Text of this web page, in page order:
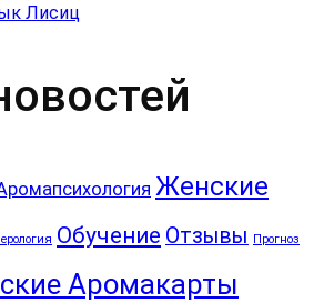
Лисиц
Женские
Обучение Отзывы Прогноз
Аромакарты